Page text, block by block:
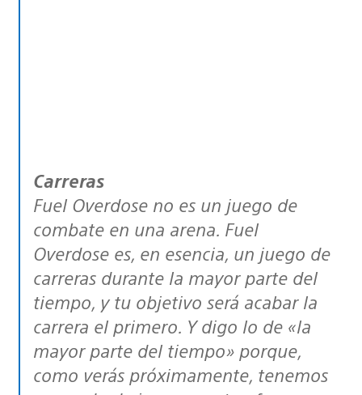
Carreras
Fuel Overdose no es un juego de
combate en una arena. Fuel
Overdose es, en esencia, un juego de
carreras durante la mayor parte del
tiempo, y tu objetivo será acabar la
carrera el primero. Y digo lo de «la
mayor parte del tiempo» porque,
como verás próximamente, tenemos